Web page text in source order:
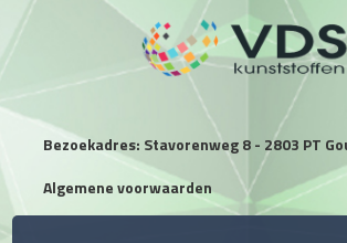
Bezoekadres: Stavorenweg 8 - 2803 PT
Algemene voorwaarden